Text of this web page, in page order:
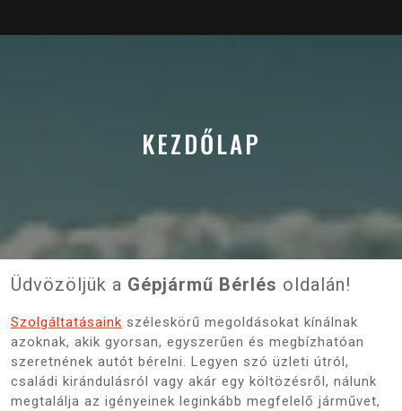
Button
KEZDŐLAP
Üdvözöljük a Gépjármű Bérlés oldalán!
Szolgáltatásaink széleskörű megoldásokat kínálnak
azoknak, akik gyorsan, egyszerűen és megbízhatóan
szeretnének autót bérelni. Legyen szó üzleti útról,
családi kirándulásról vagy akár egy költözésről, nálunk
megtalálja az igényeinek leginkább megfelelő járművet,